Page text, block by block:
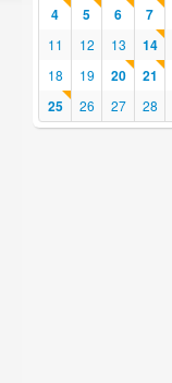
4 5 6 7
11
12 13 14
18
19 20 21
25 26 27 28